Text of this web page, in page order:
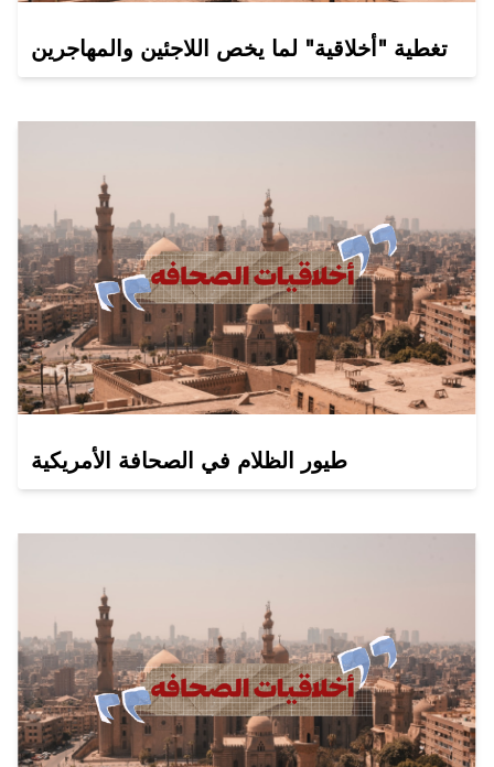
تغطية "أخلاقية" لما يخص اللاجئين والمهاجرين
طيور الظلام في الصحافة الأمريكية